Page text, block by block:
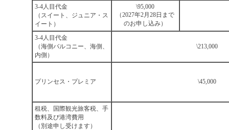
3-4人目代金
（スイート、ジュニア・ス
イート）
\95,000
（2027年2月28日まで
のお申し込み）
3-4人目代金
（海側バルコニー、海側、
内側）
\213,000
プリンセス・プレミア \45,000
租税、国際観光旅客税、手
数料及び港湾費用
（別途申し受けます）